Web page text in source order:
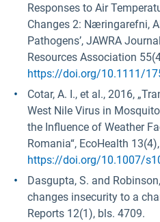
Responses to Air
Changes 2: Næringarefni,
Pathogens’, JAWRA
Resources Association
https://doi.org/10.1111/
Cotar, A. I., et al., 2016,
West Nile Virus in
the Influence of Weather
Romania“, EcoHealth
https://doi.org/10.1007/
Dasgupta, S. and
changes insecurity to a
Reports 12(1), bls. 4709.